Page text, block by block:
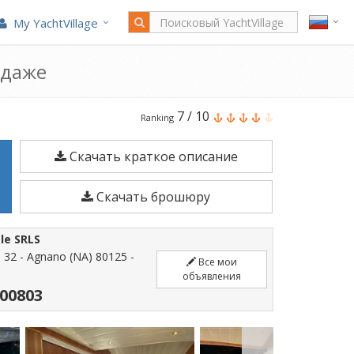
My YachtVillage
Cayman
42
Fly
является
13,7
м
Моторная
построено
в
2005.
Ranking 7/ 10
Скачать краткое описание
Скачать брошюру
SRLS
32 - Agnano (NA) 80125 -
Все мои
объявления